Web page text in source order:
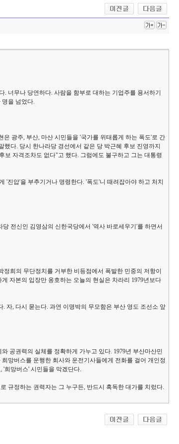
너무나 당연하다. 사람을 함부로 대하는 기업주를 용서하기
을 넘었다.
광주, 부산, 마산 시민들을 '국가를 위태롭게 하는 폭도'로 간
다. 당시 한나라당 경선에서 같은 당 박근혜 후보 진영까지
자격조차도 없다"고 했다. 그럼에도 불구하고 그는 대통령
진압'을 부추기거나 명령한다. '폭도'니 때려잡아야 하고 처치
전신인 김영삼의 신한국당에서 '역사 바로세우기'를 하면서
희의 무단정치를 거부한 비등점에서 폭발한 민중의 저항이
자본의 입장만 옹호하는 오늘의 현실은 차라리 1979년보다
자, 다시 묻는다. 과연 이명박의 무모함은 부산 영도 조선소 앞
공권력의 실체를 정확하게 가누고 있다. 1979년 부산마산민
망버스를 운행한 회사와 운전기사들에게 전화를 걸어 개인정
'희망버스' 시민들을 막겠단다.
규정하는 권력자는 그 누구든, 반드시 혹독한 대가를 치렀다.